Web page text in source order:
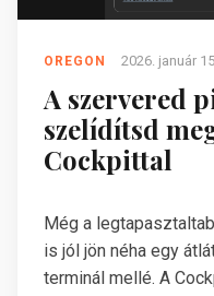
OREGON 2026. január 15.
A szervered
szelídítsd
Cockpittal
Még a
is jól jön néha egy
terminál mellé. A